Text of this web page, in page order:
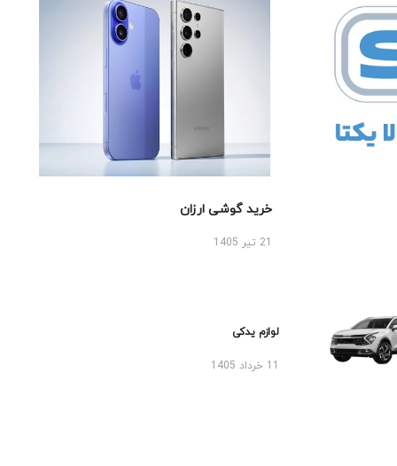
خرید گوشی ارزان
لوازم یدکی